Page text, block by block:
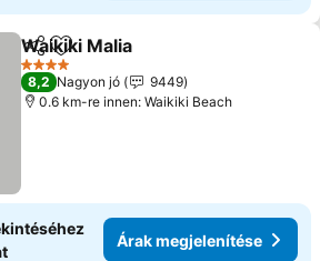
Megosztás
Hozzáadás a kedvencekhez
Waikiki Malia
4 Kategória
8,2 Nagyon jó
9449
0.6 km-re innen: Waikiki Beach
Árak megjelenítése